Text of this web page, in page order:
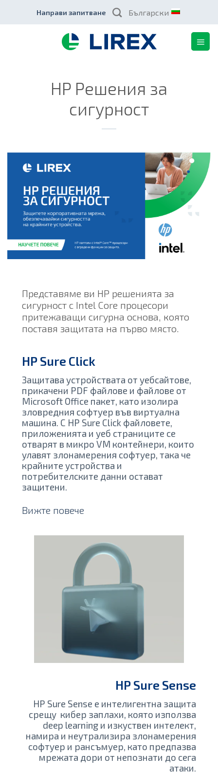
content
Направи запитване Български
HP Решения за
сигурност
Представяме ви HP решенията за
сигурност с Intel Core процесори
притежаващи сигурна основа, която
поставя защитата на първо място.
HP Sure Click
Защитава устройствата от уебсайтове,
прикачени PDF файлове и файлове от
Microsoft Office пакет, като изолира
зловредния софтуер във виртуална
машина. С HP Sure Click файловете,
приложенията и уеб страниците се
отварят в микро VM контейнери, които
улавят злонамерения софтуер, така че
крайните устройства и
потребителските данни остават
защитени.
Вижте повече
HP Sure Sense
HP Sure Sense е интелигентна защита
срещу кибер заплахи, която използва
deep learning и изкуствен интелект,
намира и неутрализира злонамерения
софтуер и рансъмуер, като предпазва
мрежата дори от непознати до сега
атаки.